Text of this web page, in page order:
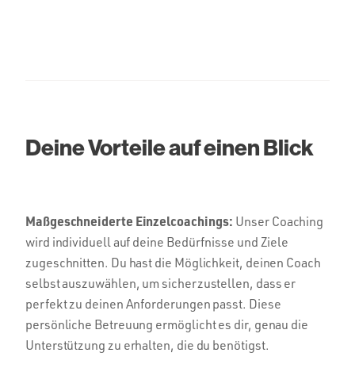
Deine Vorteile auf einen Blick
Maßgeschneiderte Einzelcoachings: Unser Coaching
wird individuell auf deine Bedürfnisse und Ziele
zugeschnitten. Du hast die Möglichkeit, deinen Coach
selbst auszuwählen, um sicherzustellen, dass er
perfekt zu deinen Anforderungen passt. Diese
persönliche Betreuung ermöglicht es dir, genau die
Unterstützung zu erhalten, die du benötigst.